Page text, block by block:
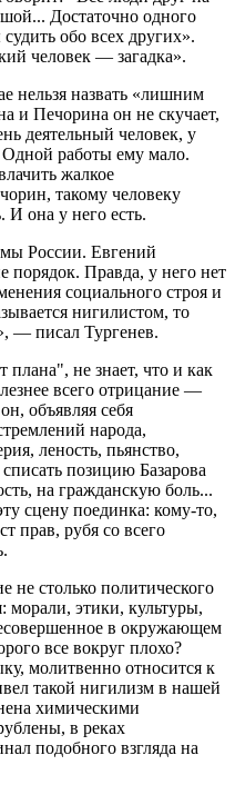
Достаточно одного
обо всех других».
человек — загадка».
нельзя назвать «лишним
и Печорина он не скучает,
деятельный человек, у
работы ему мало.
жалкое
такому человеку
она у него есть.
России. Евгений
порядок. Правда, у него нет
социального строя и
нигилистом, то
— писал Тургенев.
плана", не знает, что и как
всего отрицание —
объявляя себя
народа,
леность, пьянство,
позицию Базарова
на гражданскую боль...
сцену поединка: кому-то,
прав, рубя со всего
не столько политического
морали, этики, культуры,
в окружающем
все вокруг плохо?
молитвенно относится к
такой нигилизм в нашей
химическими
в реках
подобного взгляда на